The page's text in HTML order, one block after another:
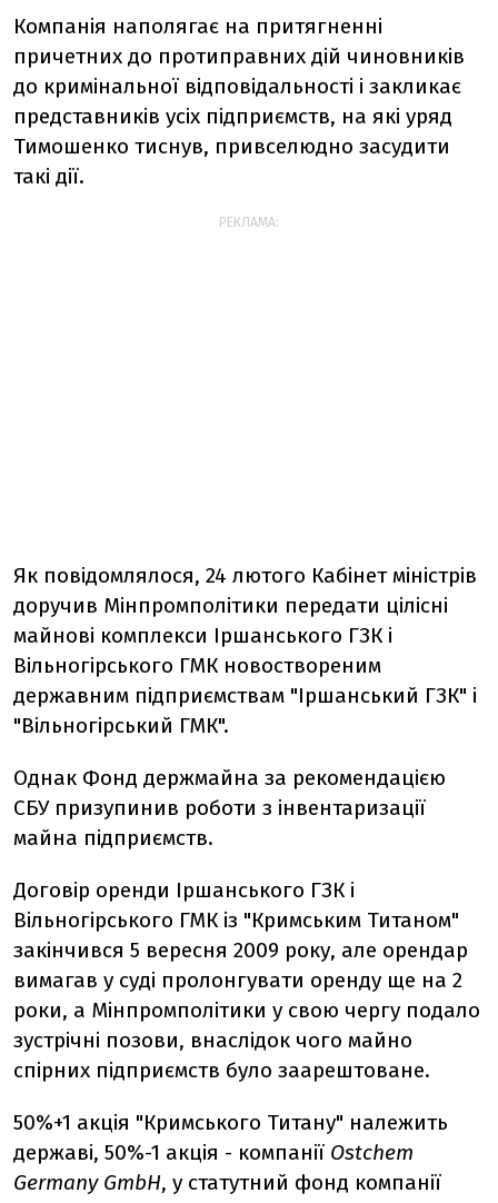
Компанія наполягає на притягненні
причетних до протиправних дій чиновників
до кримінальної відповідальності і закликає
представників усіх підприємств, на які уряд
Тимошенко тиснув, привселюдно засудити
такі дії.
РЕКЛАМА:
Як повідомлялося, 24 лютого Кабінет міністрів
доручив Мінпромполітики передати цілісні
майнові комплекси Іршанського ГЗК і
Вільногірського ГМК новоствореним
державним підприємствам "Іршанський ГЗК" і
"Вільногірський ГМК".
Однак Фонд держмайна за рекомендацією
СБУ призупинив роботи з інвентаризації
майна підприємств.
Договір оренди Іршанського ГЗК і
Вільногірського ГМК із "Кримським Титаном"
закінчився 5 вересня 2009 року, але орендар
вимагав у суді пролонгувати оренду ще на 2
роки, а Мінпромполітики у свою чергу подало
зустрічні позови, внаслідок чого майно
спірних підприємств було заарештоване.
50%+1 акція "Кримського Титану" належить
державі, 50%-1 акція - компанії Ostchem
Germany GmbН, у статутний фонд компанії